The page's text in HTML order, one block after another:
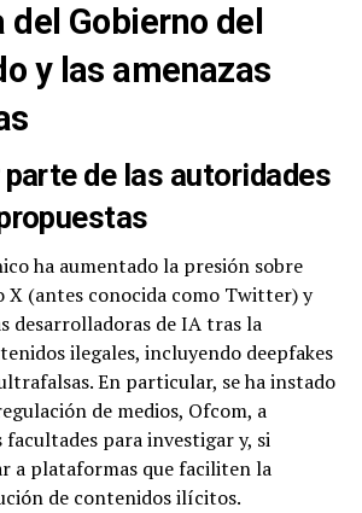
del Gobierno del
y las amenazas
de las autoridades
ha aumentado la presión sobre
X (antes conocida como Twitter) y
desarrolladoras de IA tras la
ilegales, incluyendo deepfakes
En particular, se ha instado
de medios, Ofcom, a
facultades para investigar y, si
a plataformas que faciliten la
de contenidos ilícitos.